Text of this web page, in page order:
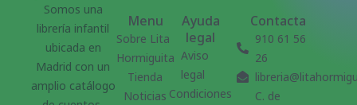
Somos una
librería infantil
ubicada en
Madrid con un
amplio catálogo
Menu
Sobre Lita
Hormiguita
Tienda
Noticias
Ayuda
legal
Aviso
legal
Condiciones
Contacta
910 61 56
26
C. de